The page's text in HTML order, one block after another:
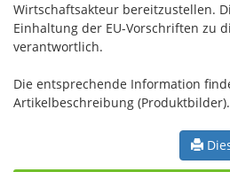
Wirtschaftsakteur bereitzustellen.
Einhaltung der EU-Vorschriften zu
verantwortlich.
Die entsprechende Information
Artikelbeschreibung (Produktbilder).